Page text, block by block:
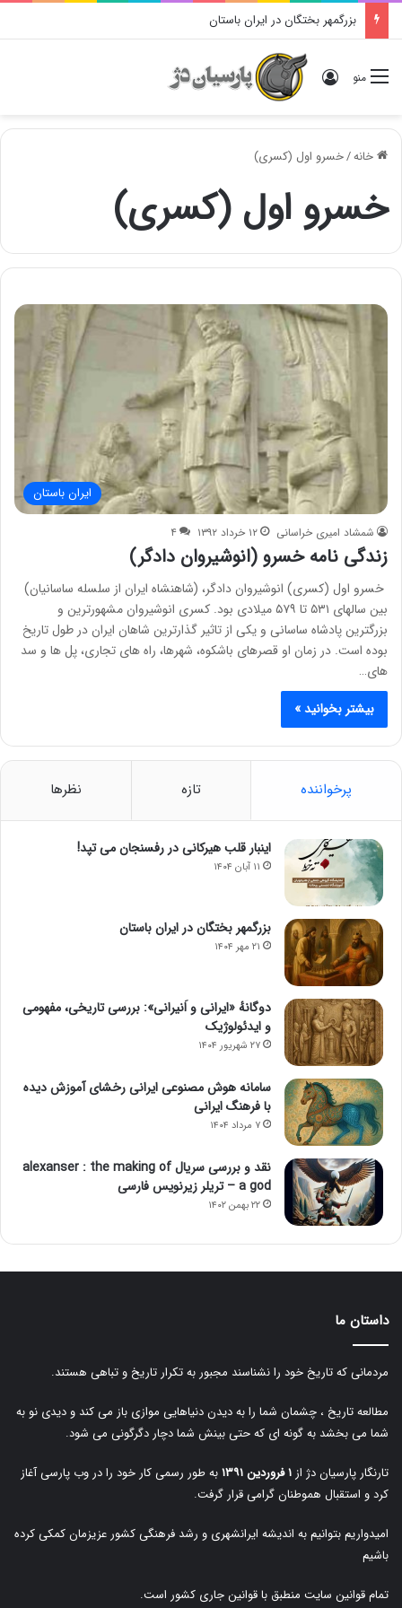
بزرگمهر بختگان در ایران باستان
منو ورود
خانه/خسرو اول (کسری)
خسرو اول (کسری)
ایران باستان
شمشاد امیری خراسانی ۱۲ خرداد ۱۳۹۲ ۴
زندگی نامه خسرو (انوشیروان دادگر)
خسرو اول (کسری) انوشیروان دادگر، (شاهنشاه ایران از سلسله ساسانیان)
بین سالهای ۵۳۱ تا ۵۷۹ میلادی بود. کسری انوشیروان مشهورترین و
بزرگترین پادشاه ساسانی و یکی از تاثیر گذارترین شاهان ایران در طول تاریخ
بوده است. در زمان او قصرهای باشکوه، شهرها، راه های تجاری، پل ها و سد
های…
بیشتر بخوانید »
پرخواننده تازه نظرها
اینبار قلب هیرکانی در رفسنجان می تپد!
۱۱ آبان ۱۴۰۴
بزرگمهر بختگان در ایران باستان
۲۱ مهر ۱۴۰۴
دوگانهٔ «ایرانی و اَنیرانی»: بررسی تاریخی، مفهومی
و ایدئولوژیک
۲۷ شهریور ۱۴۰۴
سامانه هوش مصنوعی ایرانی رخشای آموزش دیده
با فرهنگ ایرانی
۷ مرداد ۱۴۰۴
نقد و بررسی سریال alexanser : the making of
a god – تریلر زیرنویس فارسی
۲۲ بهمن ۱۴۰۲
داستان ما
مردمانی که تاریخ خود را نشناسند مجبور به تکرار تاریخ و تباهی هستند.
مطالعه تاریخ ، چشمان شما را به دیدن دنیاهایی موازی باز می کند و دیدی نو به
شما می بخشد به گونه ای که حتی بینش شما دچار دگرگونی می شود.
تارنگار پارسیان دژ از ۱ فروردین ۱۳۹۱
به طور رسمی کار خود را در وب پارسی آغاز
کرد و استقبال هموطنان گرامی قرار گرفت.
امیدواریم بتوانیم به اندیشه ایرانشهری و رشد فرهنگی کشور عزیزمان کمکی کرده
باشیم
تمام قوانین سایت منطبق با قوانین جاری کشور است.